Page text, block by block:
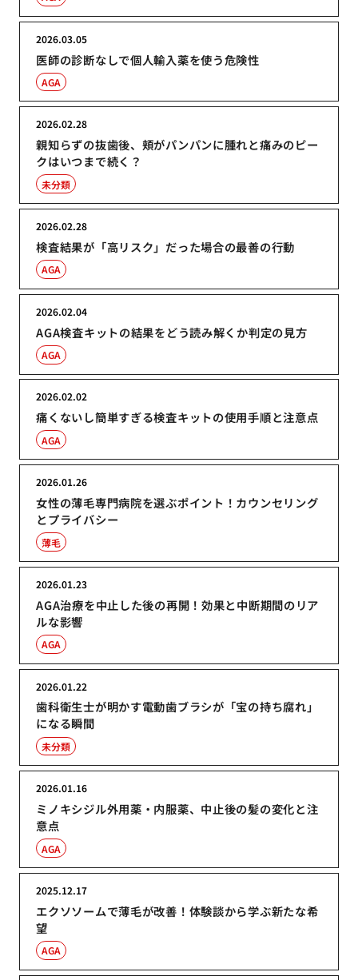
医師の診断なしで個人輸入薬を使う危険性
2026.03.05
AGA
親知らずの抜歯後、頬がパンパンに腫れと痛みのピー
クはいつまで続く？
2026.02.28
未分類
検査結果が「高リスク」だった場合の最善の行動
2026.02.28
AGA
AGA検査キットの結果をどう読み解くか判定の見方
2026.02.04
AGA
痛くないし簡単すぎる検査キットの使用手順と注意点
2026.02.02
AGA
女性の薄毛専門病院を選ぶポイント！カウンセリング
とプライバシー
2026.01.26
薄毛
AGA治療を中止した後の再開！効果と中断期間のリア
ルな影響
2026.01.23
AGA
歯科衛生士が明かす電動歯ブラシが「宝の持ち腐れ」
になる瞬間
2026.01.22
未分類
ミノキシジル外用薬・内服薬、中止後の髪の変化と注
意点
2026.01.16
AGA
エクソソームで薄毛が改善！体験談から学ぶ新たな希
望
2025.12.17
AGA